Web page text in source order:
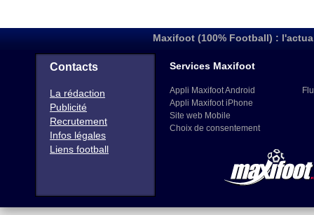
Maxifoot (100% Football) :
Contacts
La rédaction
Publicité
Recrutement
Infos légales
Liens football
Services Maxifoot
Appli Maxifoot Android
Appli Maxifoot iPhone
Site web Mobile
Choix de consentement